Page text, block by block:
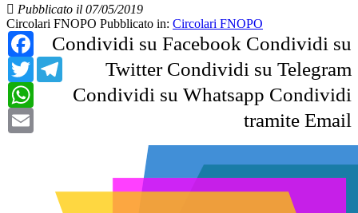
Pubblicato il 07/05/2019
Circolari FNOPO Pubblicato in: Circolari FNOPO
Condividi su Facebook
Facebook
Condividi su
Twitter
Twitter Condividi su Telegram
Telegram
Condividi su Whatsapp
WhatsApp
Condividi
tramite Email